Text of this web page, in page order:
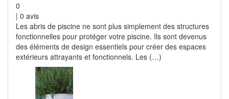
0
| 0 avis
Les abris de piscine ne sont plus simplement des structures
fonctionnelles pour protéger votre piscine. Ils sont devenus
des éléments de design essentiels pour créer des espaces
extérieurs attrayants et fonctionnels. Les (…)